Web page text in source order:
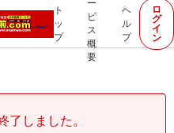
ト
ッ
プ
ー
ビ
ス
概
要
ヘ
ル
プ
ロ
グ
イ
ン
了しました。